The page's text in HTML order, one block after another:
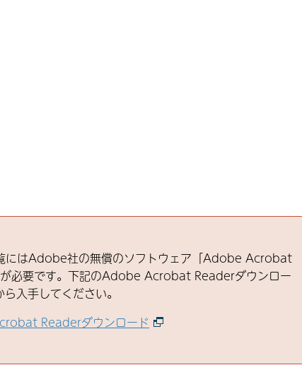
にはAdobe社の無償のソフトウェア「Adobe Acrobat
必要です。下記のAdobe Acrobat Readerダウンロー
ら入手してください。
Readerダウンロード